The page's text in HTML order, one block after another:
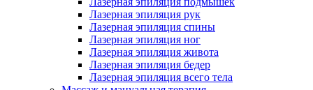
Лазерная эпиляция рук
Лазерная эпиляция спины
Лазерная эпиляция ног
Лазерная эпиляция живота
Лазерная эпиляция бедер
Лазерная эпиляция всего тела